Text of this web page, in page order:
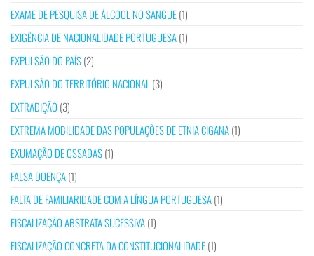
EXAME DE PESQUISA DE ÁLCOOL NO SANGUE(1)
EXIGÊNCIA DE NACIONALIDADE PORTUGUESA(1)
EXPULSÃO DO PAÍS(2)
EXPULSÃO DO TERRITÓRIO NACIONAL (3)
EXTRADIÇÃO (3)
EXTREMA MOBILIDADE DAS POPULAÇÕES DE ETNIA CIGANA(1)
EXUMAÇÃO DE OSSADAS(1)
FALSA DOENÇA(1)
FALTA DE FAMILIARIDADE COM A LÍNGUA PORTUGUESA(1)
FISCALIZAÇÃO ABSTRATA SUCESSIVA(1)
FISCALIZAÇÃO CONCRETA DA CONSTITUCIONALIDADE(1)